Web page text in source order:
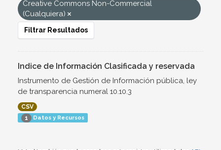
Creative Commons Non-Commercial
(Cualquiera)
Filtrar Resultados
Indice de Información Clasificada y reservada
Instrumento de Gestión de Información pública, ley
de transparencia numeral 10.10.3
CSV
1 Datos y Recursos